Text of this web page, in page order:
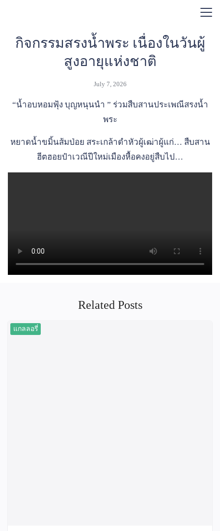
for:กิจกรรมสรงน้ำพระ เนื่องในวันผู้
สูงอายุแห่งชาติ
July 7, 2026
“น้ำอบหอมฟุ้ง บุญหนุนนำ ” ร่วมสืบสานประเพณีสรงน้ำ
พระ
หยาดน้ำขมิ้นส้มป่อย สระเกล้าดำหัวผู้เฒ่าผู้แก่… สืบสาน
ฮีตฮอยป๋าเวณีปีใหม่เมืองหื้อคงอยู่สืบไป…
Related Posts
แกลลอรี่